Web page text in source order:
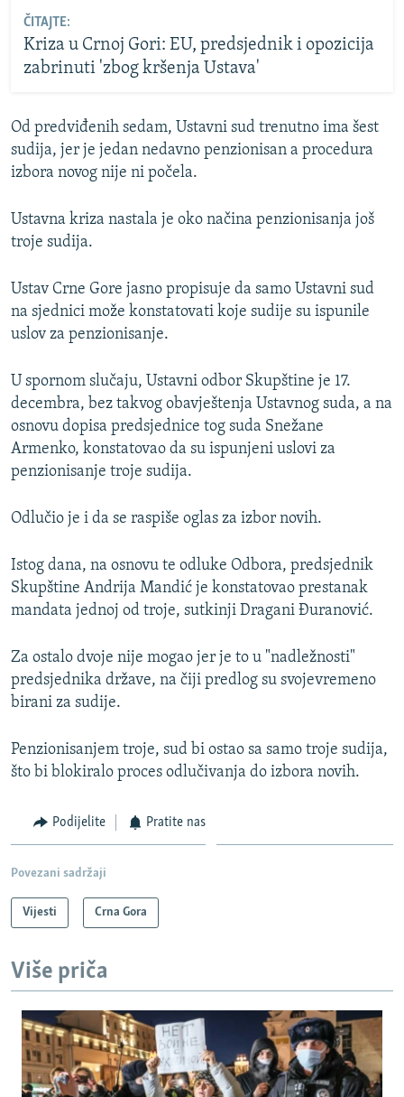
ČITAJTE:
Kriza u Crnoj Gori: EU, predsjednik i opozicija
zabrinuti 'zbog kršenja Ustava'
Od predviđenih sedam, Ustavni sud trenutno ima šest
sudija, jer je jedan nedavno penzionisan a procedura
izbora novog nije ni počela.
Ustavna kriza nastala je oko načina penzionisanja još
troje sudija.
Ustav Crne Gore jasno propisuje da samo Ustavni sud
na sjednici može konstatovati koje sudije su ispunile
uslov za penzionisanje.
U spornom slučaju, Ustavni odbor Skupštine je 17.
decembra, bez takvog obavještenja Ustavnog suda, a na
osnovu dopisa predsjednice tog suda Snežane
Armenko, konstatovao da su ispunjeni uslovi za
penzionisanje troje sudija.
Odlučio je i da se raspiše oglas za izbor novih.
Istog dana, na osnovu te odluke Odbora, predsjednik
Skupštine Andrija Mandić je konstatovao prestanak
mandata jednoj od troje, sutkinji Dragani Đuranović.
Za ostalo dvoje nije mogao jer je to u "nadležnosti"
predsjednika države, na čiji predlog su svojevremeno
birani za sudije.
Penzionisanjem troje, sud bi ostao sa samo troje sudija,
što bi blokiralo proces odlučivanja do izbora novih.
Podijelite Pratite nas
Povezani sadržaji
Vijesti Crna Gora
Više priča